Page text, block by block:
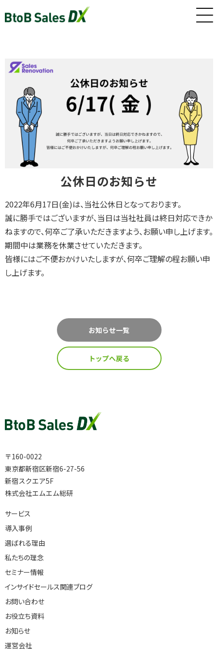
サービス
インサイドセールス/カスタマーサクセス早期戦力化人材（派
遣/準委任）
新卒・若手向けインサイドセールス研修・トレーニング
インサイドセールス 改善伴走プログラム
インサイドセールスBPO（業務委託/アウトソーシング）
ナーチャリングコンテンツ内製化支援（資料・動画）
導入事例
インサイドセールス関連ブログ
公休日のお知らせ
2022年6月17日(金)は、当社公休日となっております。
誠に勝手ではございますが、当日は当社社員は終日対応できか
ねますので、何卒ご了承いただきますよう、お願い申し上げます。
期間中は業務を休業させていただきます。
皆様にはご不便おかけいたしますが、何卒ご理解の程お願い申
し上げます。
お知らせ一覧
トップへ戻る
〒160-0022
東京都新宿区新宿6-27-56
新宿スクエア5F
株式会社エムエム総研
サービス
導入事例
選ばれる理由
私たちの理念
セミナー情報
インサイドセールス関連ブログ
お問い合わせ
お役立ち資料
お知らせ
運営会社